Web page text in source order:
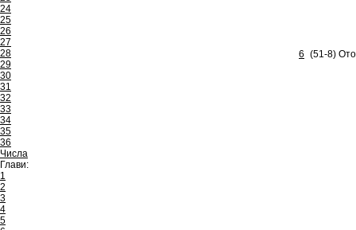
24
25
26
27
28
29
30
31
32
33
34
35
36
Числа
Глави:
1
2
3
4
5
6 (51-8)